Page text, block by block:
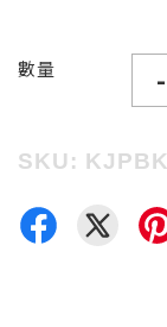
數量 -
SKU: KJPBK